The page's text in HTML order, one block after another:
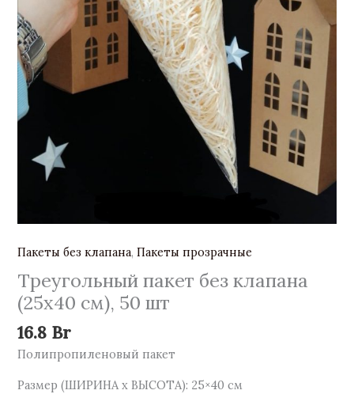
Пакеты без клапана,Пакеты прозрачные
Треугольный пакет без клапана
(25х40 см), 50 шт
16.8 Br
Полипропиленовый пакет
Размер (ШИРИНА х ВЫСОТА): 25×40 см